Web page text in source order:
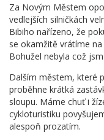
Za Novým Městem
vedlejších silničkách
Bibiho nařízeno, že
se okamžitě vrátíme
Bohužel nebyla což
Dalším městem, které
proběhne krátká
sloupu. Máme chuť i
cykloturistiku
alespoň prozatím.